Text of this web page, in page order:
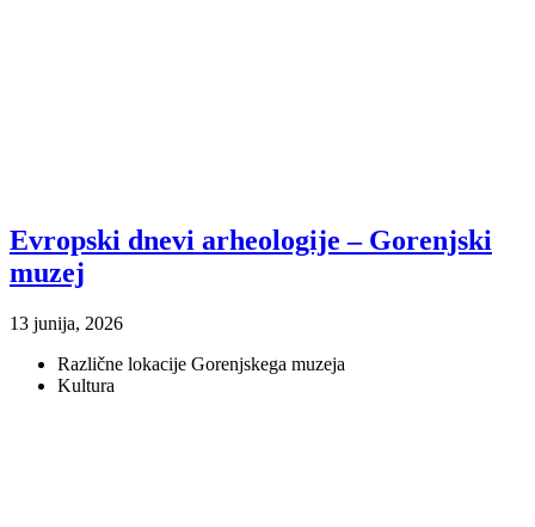
Evropski dnevi arheologije – Gorenjski
muzej
13 junija, 2026
Različne lokacije Gorenjskega muzeja
Kultura